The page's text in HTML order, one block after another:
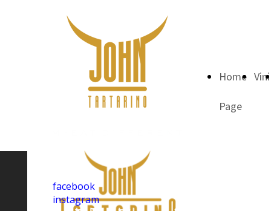
Home
Page
Vini
facebook
instagram